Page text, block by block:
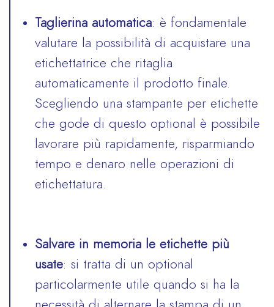
Taglierina automatica: è fondamentale
valutare la possibilità di acquistare una
etichettatrice che ritaglia
automaticamente il prodotto finale.
Scegliendo una stampante per etichette
che gode di questo optional è possibile
lavorare più rapidamente, risparmiando
tempo e denaro nelle operazioni di
etichettatura.
Salvare in memoria le etichette più
usate: si tratta di un optional
particolarmente utile quando si ha la